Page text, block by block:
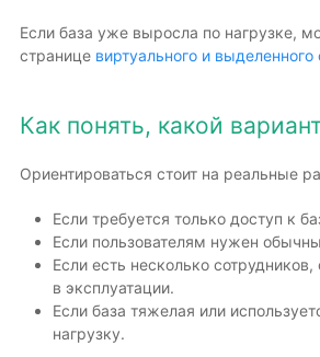
Если база уже выросла по нагрузке,
странице виртуального и
Как понять, какой
Ориентироваться стоит на реальные
Если требуется только доступ к
Если пользователям нужен
Если есть несколько
в эксплуатации.
Если база тяжелая или
нагрузку.